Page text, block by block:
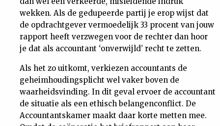
wekken. Als de gedupeerde partij je erop wijst dat
de opdrachtgever vermoedelijk 33 procent van jouw
rapport heeft verzwegen voor de rechter dan hoor
je dat als accountant ‘onverwijld’ recht te zetten.
Als het zo uitkomt, verkiezen accountants de
geheimhoudingsplicht wel vaker boven de
waarheidsvinding. In dit geval ervoer de accountant
de situatie als een ethisch belangenconflict. De
Accountantskamer maakt daar korte metten mee.